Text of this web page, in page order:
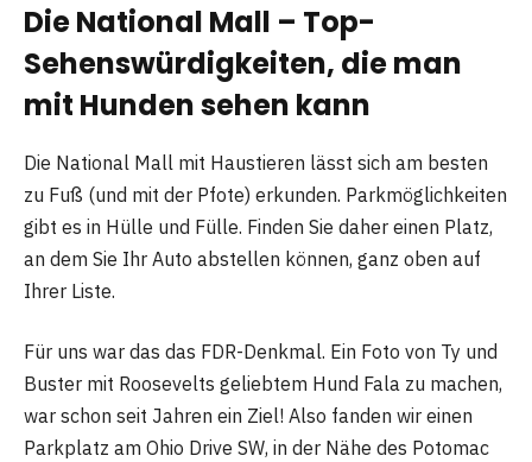
Die National Mall – Top-
Sehenswürdigkeiten, die man
mit Hunden sehen kann
Die National Mall mit Haustieren lässt sich am besten
zu Fuß (und mit der Pfote) erkunden. Parkmöglichkeiten
gibt es in Hülle und Fülle. Finden Sie daher einen Platz,
an dem Sie Ihr Auto abstellen können, ganz oben auf
Ihrer Liste.
Für uns war das das FDR-Denkmal. Ein Foto von Ty und
Buster mit Roosevelts geliebtem Hund Fala zu machen,
war schon seit Jahren ein Ziel! Also fanden wir einen
Parkplatz am Ohio Drive SW, in der Nähe des Potomac